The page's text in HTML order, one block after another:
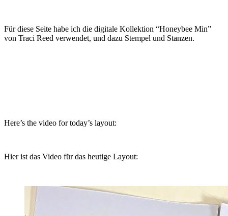
Für diese Seite habe ich die digitale Kollektion “Honeybee Min”
von Traci Reed verwendet, und dazu Stempel und Stanzen.
Here’s the video for today’s layout:
Hier ist das Video für das heutige Layout: